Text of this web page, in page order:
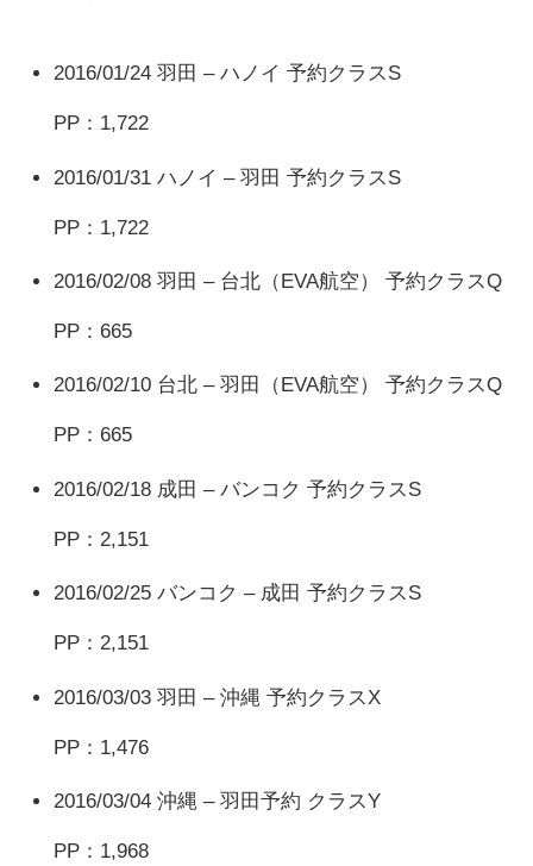
2016/01/24 羽田 – ハノイ 予約クラスS
PP：1,722
2016/01/31 ハノイ – 羽田 予約クラスS
PP：1,722
2016/02/08 羽田 – 台北（EVA航空） 予約クラスQ
PP：665
2016/02/10 台北 – 羽田（EVA航空） 予約クラスQ
PP：665
2016/02/18 成田 – バンコク 予約クラスS
PP：2,151
2016/02/25 バンコク – 成田 予約クラスS
PP：2,151
2016/03/03 羽田 – 沖縄 予約クラスX
PP：1,476
2016/03/04 沖縄 – 羽田予約 クラスY
PP：1,968